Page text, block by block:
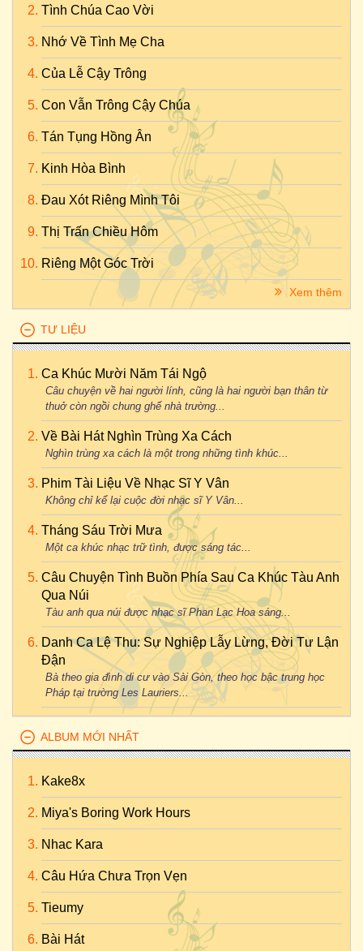
Tình Chúa Cao Vời
Nhớ Về Tình Mẹ Cha
Của Lễ Cậy Trông
Con Vẫn Trông Cậy Chúa
Tán Tụng Hồng Ân
Kinh Hòa Bình
Đau Xót Riêng Mình Tôi
Thị Trấn Chiều Hôm
Riêng Một Góc Trời
Xem thêm
TƯ LIỆU
Ca Khúc Mười Năm Tái Ngộ
Câu chuyện về hai người lính, cũng là hai người bạn thân từ
thuở còn ngồi chung ghế nhà trường...
Về Bài Hát Nghìn Trùng Xa Cách
Nghìn trùng xa cách là một trong những tình khúc...
Phim Tài Liệu Về Nhạc Sĩ Y Vân
Không chỉ kể lại cuộc đời nhạc sĩ Y Vân...
Tháng Sáu Trời Mưa
Một ca khúc nhạc trữ tình, được sáng tác...
Câu Chuyện Tình Buồn Phía Sau Ca Khúc Tàu Anh
Qua Núi
Tàu anh qua núi được nhạc sĩ Phan Lạc Hoa sáng...
Danh Ca Lệ Thu: Sự Nghiệp Lẫy Lừng, Đời Tư Lận
Đận
Bà theo gia đình di cư vào Sài Gòn, theo học bậc trung học
Pháp tại trường Les Lauriers...
ALBUM MỚI NHẤT
Kake8x
Miya's Boring Work Hours
Nhac Kara
Câu Hứa Chưa Trọn Vẹn
Tieumy
Bài Hát